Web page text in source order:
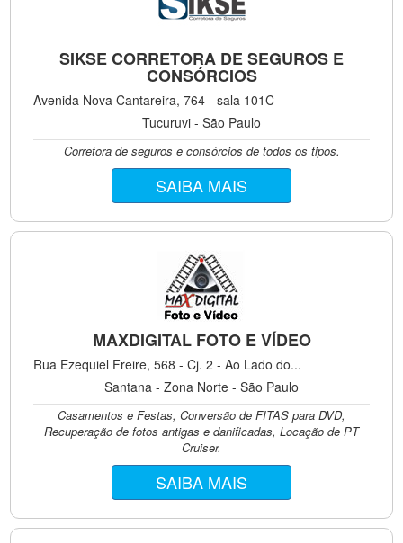
SIKSE CORRETORA DE SEGUROS E
CONSÓRCIOS
Avenida Nova Cantareira, 764 - sala 101C
Tucuruvi - São Paulo
Corretora de seguros e consórcios de todos os tipos.
SAIBA MAIS
MAXDIGITAL FOTO E VÍDEO
Rua Ezequiel Freire, 568 - Cj. 2 - Ao Lado do...
Santana - Zona Norte - São Paulo
Casamentos e Festas, Conversão de FITAS para DVD,
Recuperação de fotos antigas e danificadas, Locação de PT
Cruiser.
SAIBA MAIS